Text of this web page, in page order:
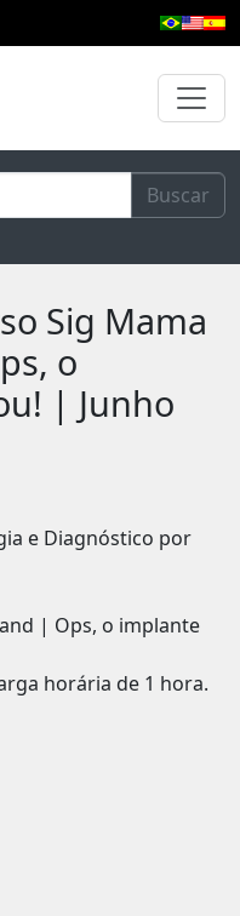
Buscar
Sig Mama
o
| Junho
e Diagnóstico por
| Ops, o implante
horária de 1 hora.